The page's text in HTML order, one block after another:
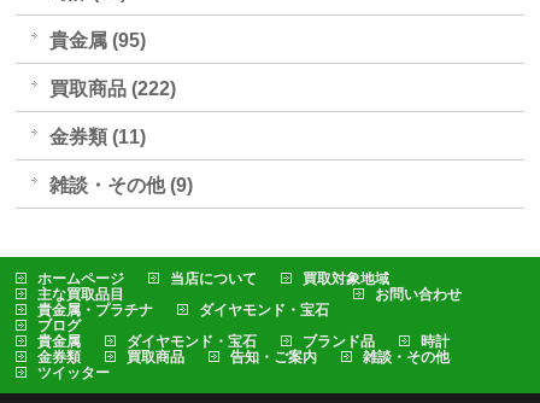
貴金属 (95)
買取商品 (222)
金券類 (11)
雑談・その他 (9)
ホームページ 当店について
買取対象地域
主な買取品目
貴金属・プラチナ
ダイヤモンド・宝石
お問い合わせ
ブログ
貴金属
ダイヤモンド・宝石 ブランド品
時計
金券類
買取商品 告知・ご案内
雑談・その他
ツイッター